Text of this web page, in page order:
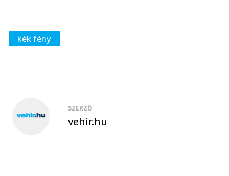
kék fény
SZERZŐ
vehir.hu